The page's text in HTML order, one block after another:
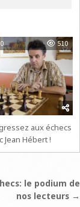
0 510
aux échecs
Jean Hébert !
le podium de
nos lecteurs →